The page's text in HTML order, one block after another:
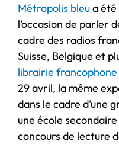
Métropolis bleua
l’occasion de parler
cadre des radios
Suisse, Belgique et
librairie francophone
29 avril, la même
dans le cadre d’une
une école
concours de lecture